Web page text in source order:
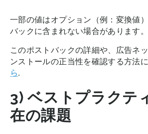
一部の値はオプション（例：変換値
バックに含まれない場合があります
このポストバックの詳細や、広告ネ
ンストールの正当性を確認する方法
ら.
3) ベストプラクテ
在の課題